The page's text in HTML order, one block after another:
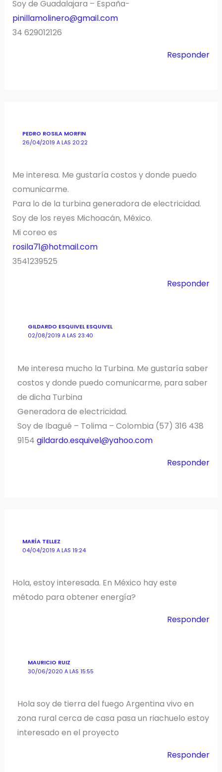
Soy de Guadalajara – España-
pinillamolinero@gmail.com
34 629012126
Responder
PEDRO ROSILA MORFIN
26/04/2019 A LAS 20:22
Me interesa. Me gustaría costos y donde puedo
comunicarme.
Para lo de la turbina generadora de electricidad.
Soy de los reyes Michoacán, México.
Mi coreo es
rosila71@hotmail.com
3541239525
Responder
GILDARDO ESQUIVEL ESQUIVEL
02/08/2019 A LAS 23:40
Me interesa mucho la Turbina. Me gustaría saber
costos y donde puedo comunicarme, para saber
de dicha Turbina
Generadora de electricidad.
Soy de Ibagué – Tolima – Colombia (57) 316 438
9154gildardo.esquivel@yahoo.com
Responder
MARÍA TELLEZ
04/04/2019 A LAS 19:24
Hola, estoy interesada. En México hay este
método para obtener energía?
Responder
MAURICIO RUIZ
30/06/2020 A LAS 15:55
Hola soy de tierra del fuego Argentina vivo en
zona rural cerca de casa pasa un riachuelo estoy
interesado en el proyecto
Responder